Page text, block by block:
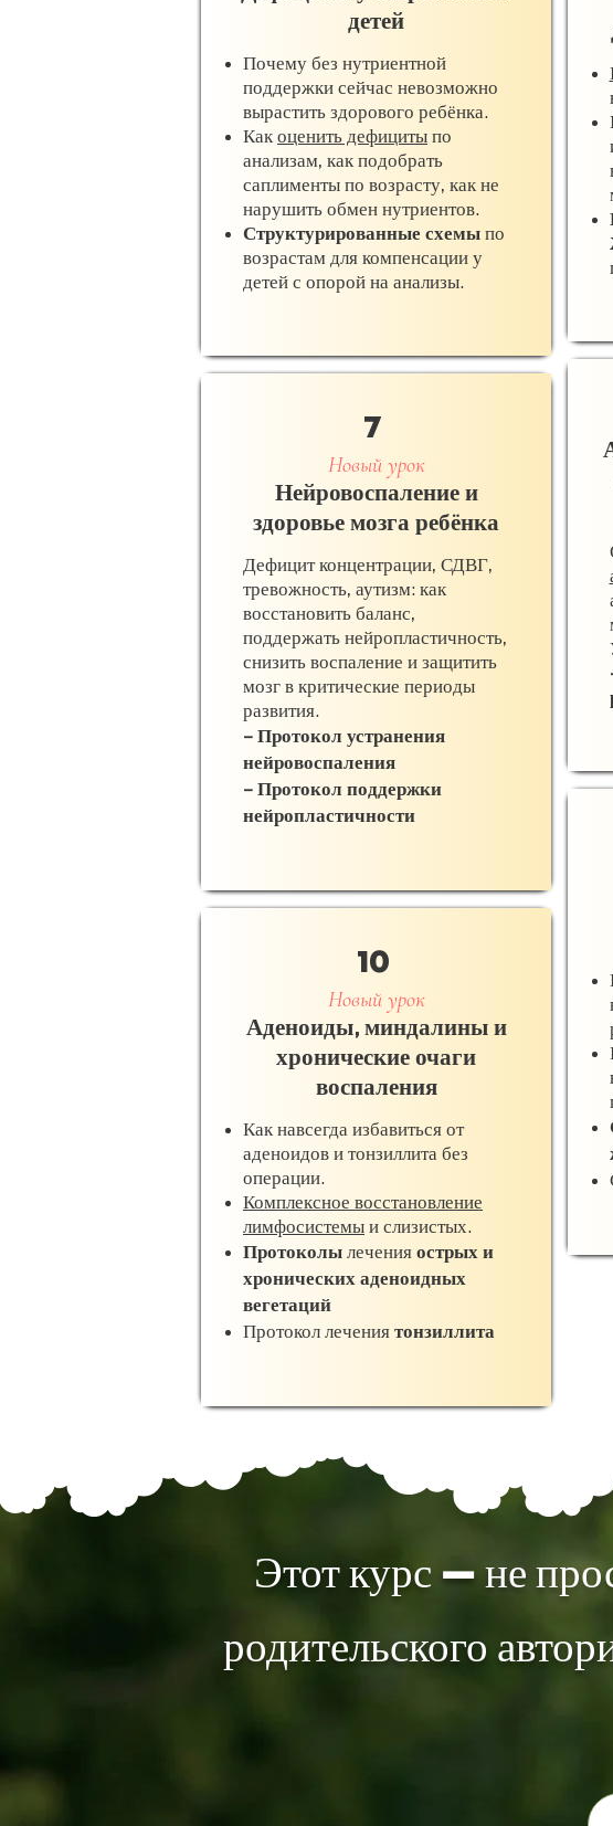
детей
Почему без нутриентной
поддержки сейчас невозможно
вырастить здорового ребёнка.
Какоценить дефициты по
анализам, как подобрать
саплименты по возрасту, как не
нарушить обмен нутриентов.
Структурированные схемы по
возрастам для компенсации у
детей с опорой на анализы.
7
Новый урок
Нейровоспаление и
здоровье мозга ребёнка
Дефицит концентрации, СДВГ,
тревожность, аутизм: как
восстановить баланс,
поддержать нейропластичность,
снизить воспаление и защитить
мозг в критические периоды
развития.
– Протокол устранения
нейровоспаления
– Протокол поддержки
нейропластичности
10
Новый урок
Аденоиды, миндалины и
хронические очаги
воспаления
Как навсегда избавиться от
аденоидов и тонзиллита без
операции.
Комплексное восстановление
лимфосистемы и слизистых.
Протоколы лечения острых и
хронических аденоидных
вегетаций
Протокол лечения тонзиллита
Этот курс — не
родительского